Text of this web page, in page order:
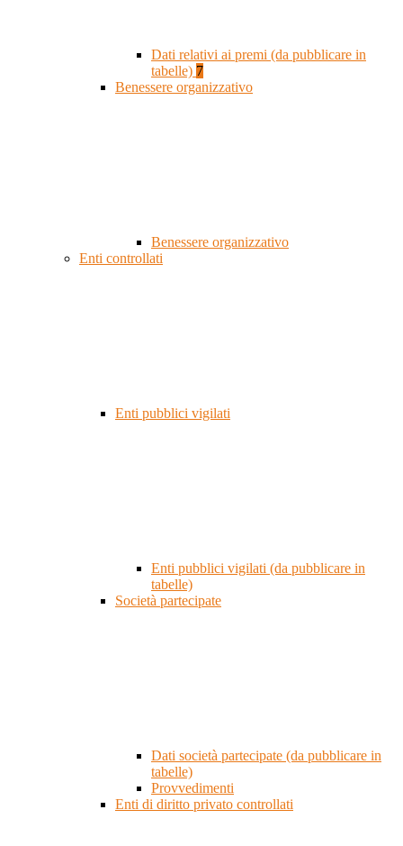
Dati relativi ai premi (da pubblicare in
tabelle) 7
Benessere organizzativo
Benessere organizzativo
Enti controllati
Enti pubblici vigilati
Enti pubblici vigilati (da pubblicare in
tabelle)
Società partecipate
Dati società partecipate (da pubblicare in
tabelle)
Provvedimenti
Enti di diritto privato controllati